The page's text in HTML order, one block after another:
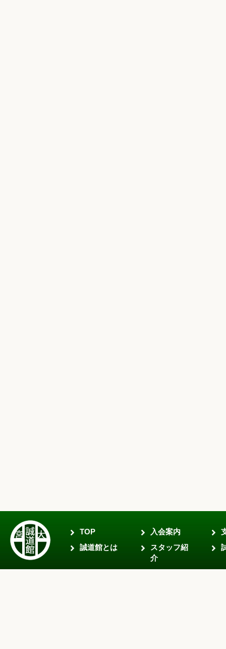
TOP
誠道館とは
入会案内
スタッフ紹
介